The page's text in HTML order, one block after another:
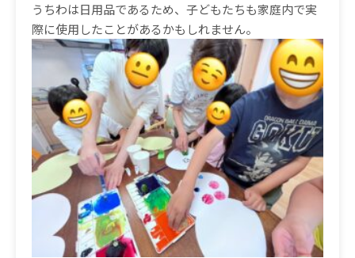
うちわは日用品であるため、子どもたちも家庭内で実
際に使用したことがあるかもしれません。